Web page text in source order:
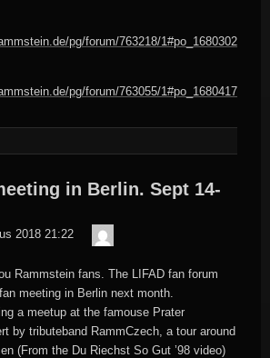
pg/forum/763218/1#po_1680302
pg/forum/763055/1#po_1680417
in Berlin. Sept 14-
2018 21:22
Meister
Rammstein fans. The LIFAD fan forum
meeting in Berlin next month.
a meetup at the famouse Prater
by tributeband RammCzech, a tour around
(From the Du Riechst So Gut ’98 video)